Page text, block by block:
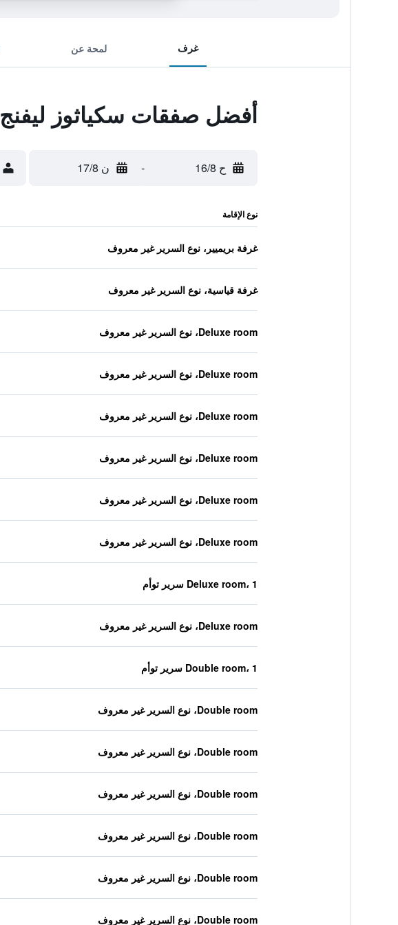
غرف لمحة عن
أفضل صفقات سكياثوز ليفنج
ح 16/8 - ن 17/8
نوع الإقامة
غرفة بريميير، نوع السرير غير معروف
غرفة قياسية، نوع السرير غير معروف
Deluxe room، نوع السرير غير معروف
Deluxe room، نوع السرير غير معروف
Deluxe room، نوع السرير غير معروف
Deluxe room، نوع السرير غير معروف
Deluxe room، نوع السرير غير معروف
Deluxe room، نوع السرير غير معروف
Deluxe room، 1 سرير توأم
Deluxe room، نوع السرير غير معروف
Double room، 1 سرير توأم
Double room، نوع السرير غير معروف
Double room، نوع السرير غير معروف
Double room، نوع السرير غير معروف
Double room، نوع السرير غير معروف
Double room، نوع السرير غير معروف
Double room، نوع السرير غير معروف